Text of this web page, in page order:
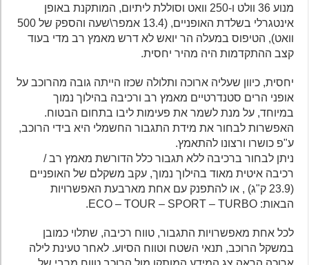
מנוע 36 וולט ו-250 וואט וסוללת ליתיום, המותקנת באופן
אינטגרלי בשלדת האופניים, (13.4 אמפר\שעה והספק של 500
וואט), הטיפוס במעלה הר יואש לא דרש מאמץ רב מדי בעוד
קצב ההתקדמות היה מהיר יחסית.
יחסית, כיוון שעליה ארוכה ותלולה שכזו הייתה גובה מהרוכב על
אופני הרים סטנדרטיים מאמץ רב ורכיבה בהילוך נמוך
במיוחד, על מנת לשמר את פעימות ליבו בתחום הבטוח.
האפשרות לבחור את מידת התגבור החשמלי היא בידי הרוכב,
ע"פ כושרו ורצונו להתאמץ.
ניתן לבחור ברכיבה ללא תגבור כלל הדורשת מאמץ רב /
רכיבה איטית מאוד בהילוך נמוך, עקב משקלם של האופניים
(23.9 ק"ג) , או להתפנק עם אחת מארבעת האפשרויות
הבאות: ECO – TOUR – SPORT – TURBO.
לכל אחת מאפשרויות התגבור, טווח רכיבה, שתלוי כמובן
במשקל הרוכב, תנאי השטח וטווח הסיוע. לאחר טעינת לילה